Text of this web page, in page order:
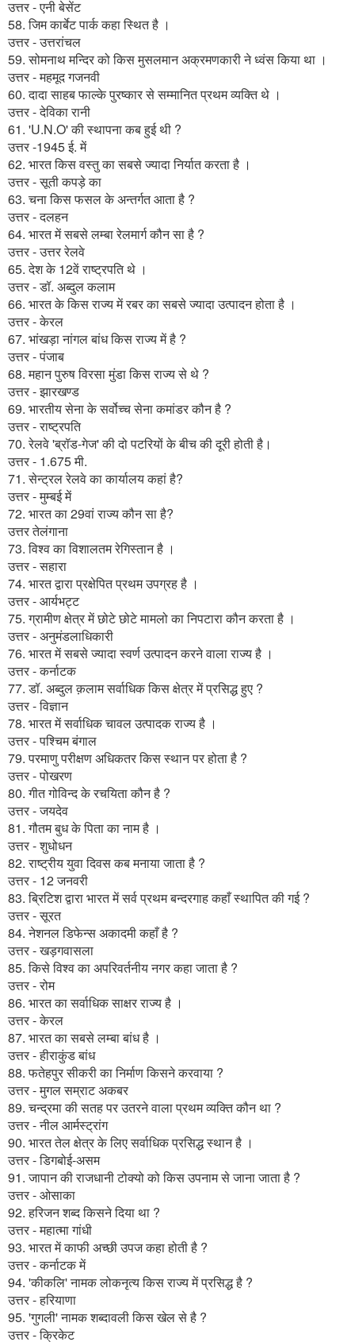
उत्तर - एनी बेसेंट
58. जिम कार्बेट पार्क कहा स्थित है ।
उत्तर - उत्तरांचल
59. सोमनाथ मन्दिर को किस मुसलमान अक्रमणकारी ने ध्वंस किया था ।
उत्तर - महमूद गजनवी
60. दादा साहब फाल्के पुरष्कार से सम्मानित प्रथम व्यक्ति थे ।
उत्तर - देविका रानी
61. 'U.N.O' की स्थापना कब हुई थी ?
उत्तर -1945 ई. में
62. भारत किस वस्तु का सबसे ज्यादा निर्यात करता है ।
उत्तर - सूती कपड़े का
63. चना किस फसल के अन्तर्गत आता है ?
उत्तर - दलहन
64. भारत में सबसे लम्बा रेलमार्ग कौन सा है ?
उत्तर - उत्तर रेलवे
65. देश के 12वें राष्ट्रपति थे ।
उत्तर - डॉ. अब्दुल कलाम
66. भारत के किस राज्य में रबर का सबसे ज्यादा उत्पादन होता है ।
उत्तर - केरल
67. भांखड़ा नांगल बांध किस राज्य में है ?
उत्तर - पंजाब
68. महान पुरुष विरसा मुंडा किस राज्य से थे ?
उत्तर - झारखण्ड
69. भारतीय सेना के सर्वोच्च सेना कमांडर कौन है ?
उत्तर - राष्ट्रपति
70. रेलवे 'ब्रॉड-गेज' की दो पटरियों के बीच की दूरी होती है।
उत्तर - 1.675 मी.
71. सेन्ट्रल रेलवे का कार्यालय कहां है?
उत्तर - मुम्बई में
72. भारत का 29वां राज्य कौन सा है?
उत्तर तेलंगाना
73. विश्व का विशालतम रेगिस्तान है ।
उत्तर - सहारा
74. भारत द्वारा प्रक्षेपित प्रथम उपग्रह है ।
उत्तर - आर्यभट्ट
75. ग्रामीण क्षेत्र में छोटे छोटे मामलो का निपटारा कौन करता है ।
उत्तर - अनुमंडलाधिकारी
76. भारत में सबसे ज्यादा स्वर्ण उत्पादन करने वाला राज्य है ।
उत्तर - कर्नाटक
77. डॉ. अब्दुल क़लाम सर्वाधिक किस क्षेत्र में प्रसिद्ध हुए ?
उत्तर - विज्ञान
78. भारत में सर्वाधिक चावल उत्पादक राज्य है ।
उत्तर - पश्चिम बंगाल
79. परमाणु परीक्षण अधिकतर किस स्थान पर होता है ?
उत्तर - पोखरण
80. गीत गोविन्द के रचयिता कौन है ?
उत्तर - जयदेव
81. गौतम बुध के पिता का नाम है ।
उत्तर - शुधोधन
82. राष्ट्रीय युवा दिवस कब मनाया जाता है ?
उत्तर - 12 जनवरी
83. ब्रिटिश द्वारा भारत में सर्व प्रथम बन्दरगाह कहाँ स्थापित की गई ?
उत्तर - सूरत
84. नेशनल डिफेन्स अकादमी कहाँ है ?
उत्तर - खड़गवासला
85. किसे विश्व का अपरिवर्तनीय नगर कहा जाता है ?
उत्तर - रोम
86. भारत का सर्वाधिक साक्षर राज्य है ।
उत्तर - केरल
87. भारत का सबसे लम्बा बांध है ।
उत्तर - हीराकुंड बांध
88. फतेहपुर सीकरी का निर्माण किसने करवाया ?
उत्तर - मुगल सम्राट अकबर
89. चन्द्रमा की सतह पर उतरने वाला प्रथम व्यक्ति कौन था ?
उत्तर - नील आर्मस्ट्रांग
90. भारत तेल क्षेत्र के लिए सर्वाधिक प्रसिद्ध स्थान है ।
उत्तर - डिगबोई-असम
91. जापान की राजधानी टोक्यो को किस उपनाम से जाना जाता है ?
उत्तर - ओसाका
92. हरिजन शब्द किसने दिया था ?
उत्तर - महात्मा गांधी
93. भारत में काफी अच्छी उपज कहा होती है ?
उत्तर - कर्नाटक में
94. 'कीकलि' नामक लोकनृत्य किस राज्य में प्रसिद्ध है ?
उत्तर - हरियाणा
95. 'गुगली' नामक शब्दावली किस खेल से है ?
उत्तर - क्रिकेट